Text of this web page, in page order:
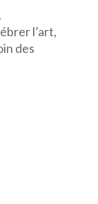
l’art,
des